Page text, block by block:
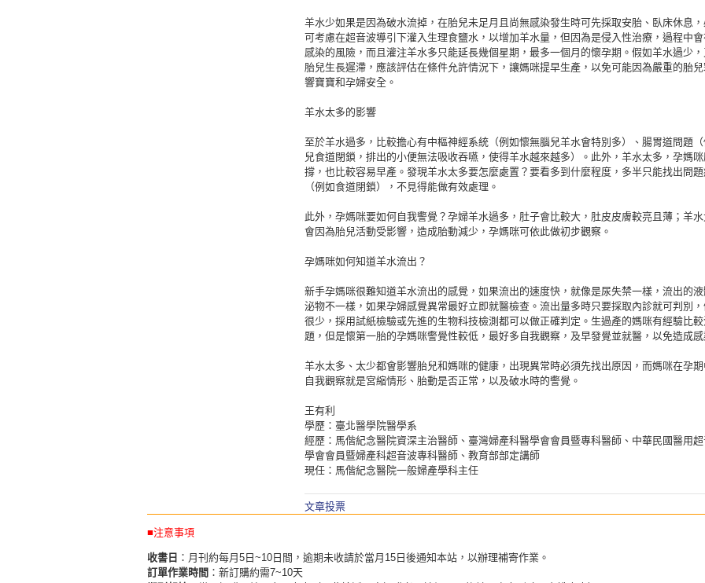
羊水少如果是因為破水流掉，在胎兒未足月且尚無感染發生時可先採取安胎、臥床休息
可考慮在超音波導引下灌入生理食鹽水，以增加羊水量，但因為是侵入性治療，過程中
感染的風險，而且灌注羊水多只能延長幾個星期，最多一個月的懷孕期。假如羊水過少
胎兒生長遲滯，應該評估在條件允許情況下，讓媽咪提早生產，以免可能因為嚴重的胎
響寶寶和孕婦安全。
羊水太多的影響
至於羊水過多，比較擔心有中樞神經系統（例如懷無腦兒羊水會特別多）、腸胃道問題
兒食道閉鎖，排出的小便無法吸收吞嚥，使得羊水越來越多）。此外，羊水太多，孕媽
撐，也比較容易早產。發現羊水太多要怎麼處置？要看多到什麼程度，多半只能找出問
（例如食道閉鎖），不見得能做有效處理。
此外，孕媽咪要如何自我警覺？孕婦羊水過多，肚子會比較大，肚皮皮膚較亮且薄；羊水
會因為胎兒活動受影響，造成胎動減少，孕媽咪可依此做初步觀察。
孕媽咪如何知道羊水流出？
新手孕媽咪很難知道羊水流出的感覺，如果流出的速度快，就像是尿失禁一樣，流出的
泌物不一樣，如果孕婦感覺異常最好立即就醫檢查。流出量多時只要採取內診就可判別
很少，採用試紙檢驗或先進的生物科技檢測都可以做正確判定。生過產的媽咪有經驗比較
題，但是懷第一胎的孕媽咪警覺性較低，最好多自我觀察，及早發覺並就醫，以免造成感
羊水太多、太少都會影響胎兒和媽咪的健康，出現異常時必須先找出原因，而媽咪在孕
自我觀察就是宮縮情形、胎動是否正常，以及破水時的警覺。
王有利
學歷：臺北醫學院醫學系
經歷：馬偕紀念醫院資深主治醫師、臺灣婦產科醫學會會員暨專科醫師、中華民國醫用
學會會員暨婦產科超音波專科醫師、教育部部定講師
現任：馬偕紀念醫院一般婦產學科主任
文章投票
■注意事項
收書日 ：月刊約每月5日~10日間，逾期未收請於當月15日後通知本站，以辦理補寄作業。
訂單作業時間 ：新訂購約需7~10天